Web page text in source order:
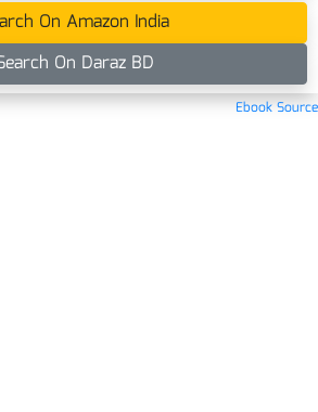
On Amazon India
On Daraz BD
Ebook Source